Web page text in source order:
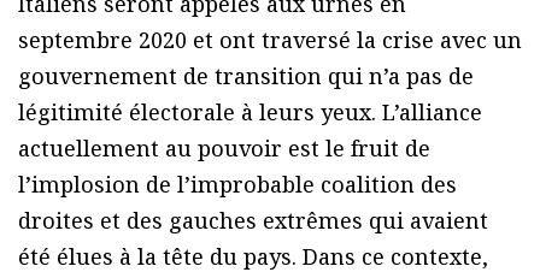
septembre 2020 et ont traversé la crise avec un
gouvernement de transition qui n’a pas de
légitimité électorale à leurs yeux. L’alliance
actuellement au pouvoir est le fruit de
l’implosion de l’improbable coalition des
droites et des gauches extrêmes qui avaient
été élues à la tête du pays. Dans ce contexte,